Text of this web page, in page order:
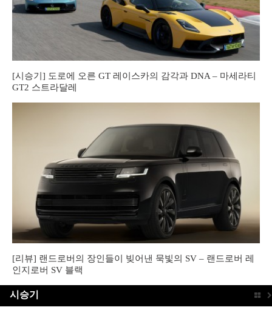
[시승기] 도로에 오른 GT 레이스카의 감각과 DNA – 마세라티
GT2 스트라달레
[리뷰] 랜드로버의 장인들이 빚어낸 묵빛의 SV – 랜드로버 레
인지로버 SV 블랙
시승기